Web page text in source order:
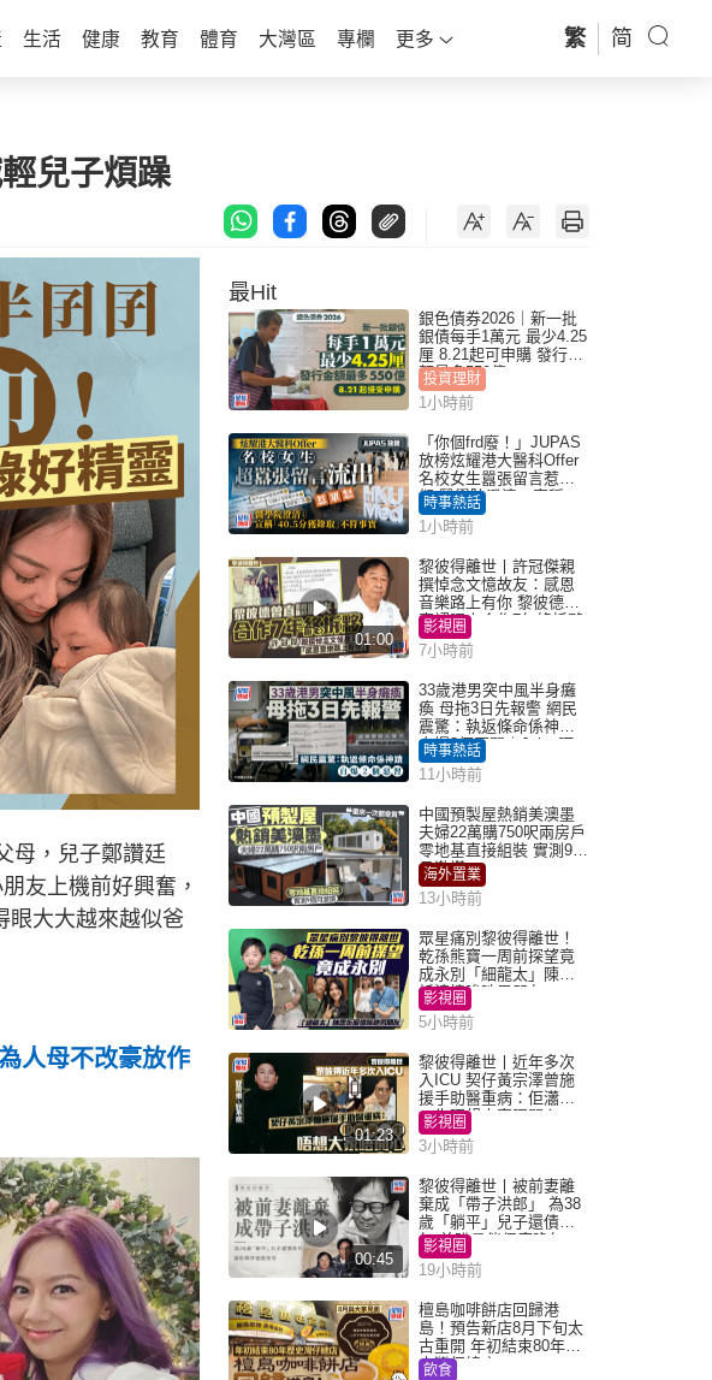
生活 健康 教育 體育 大灣區 專欄 更多 繁 简
兒子煩躁
母，兒子鄭讚廷
友上機前好興奮，
眼大大越來越似爸
人母不改豪放作
最Hit
銀色債券2026｜新一批
銀債每手1萬元 最少4.25
厘 8.21起可申購 發行金
額最多550億
投資理財
1小時前
「你個frd廢！」JUPAS
放榜炫耀港大醫科Offer
名校女生囂張留言惹眾
怒 醫學院澄清：宣稱
「40.5分獲錄取」不符事
實｜Juicy叮
時事熱話
1小時前
01:00
黎彼得離世丨許冠傑親
撰悼念文憶故友：感恩
音樂路上有你 黎彼德曾
直認唔夾合作7年終拆夥
影視圈
7小時前
33歲港男突中風半身癱
瘓 母拖3日先報警 網民
震驚：執返條命係神蹟
自爆2個惡習｜Juicy叮
時事熱話
11小時前
中國預製屋熱銷美澳墨
夫婦22萬購750呎兩房戶
零地基直接組裝 實測9個
月激讚
海外置業
13小時前
眾星痛別黎彼得離世！
乾孫熊寶一周前探望竟
成永別「細龍太」陳思
圻淚憶唉吔男朋友
影視圈
5小時前
01:23
黎彼得離世丨近年多次
入ICU 契仔黃宗澤曾施
援手助醫重病：佢瀟灑
一生唔想大家唔開心
影視圈
3小時前
00:45
黎彼得離世丨被前妻離
棄成「帶子洪郎」 為38
歲「躺平」兒子還債多
年 曾盼尋伴侶度晚年
影視圈
19小時前
檀島咖啡餅店回歸港
島！預告新店8月下旬太
古重開 年初結束80年歷
史灣仔總店
飲食